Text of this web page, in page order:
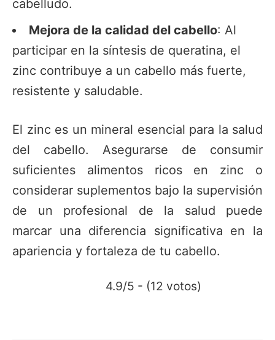
cabelludo.
Mejora de la calidad del cabello: Al
participar en la síntesis de queratina, el
zinc contribuye a un cabello más fuerte,
resistente y saludable.
El zinc es un mineral esencial para la salud
del cabello. Asegurarse de consumir
suficientes alimentos ricos en zinc o
considerar suplementos bajo la supervisión
de un profesional de la salud puede
marcar una diferencia significativa en la
apariencia y fortaleza de tu cabello.
4.9/5 - (12 votos)